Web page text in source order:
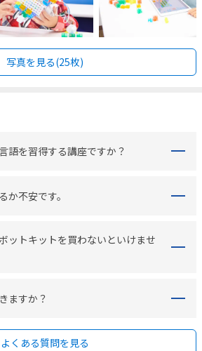
写真を見る(25枚)
語を習得する講座ですか？
か不安です。
ットキットを買わないといけませ
ますか？
よくある質問を見る